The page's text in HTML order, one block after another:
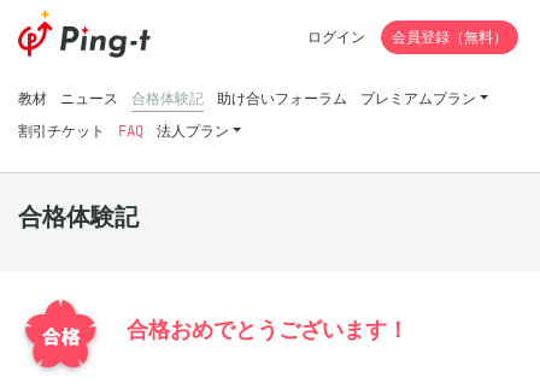
教材 ニュース 合格体験記 助け合いフォーラム
プレミアムプラン
割引チケット
FAQ 法人プラン
ログイン 会員登録（無料）
合格体験記
合格おめでとうございます！